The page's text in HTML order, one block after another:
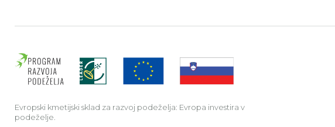
Evropski kmetijski
Evropski kmetijski sklad za razvoj podeželja: Evropa investira v
podeželje.